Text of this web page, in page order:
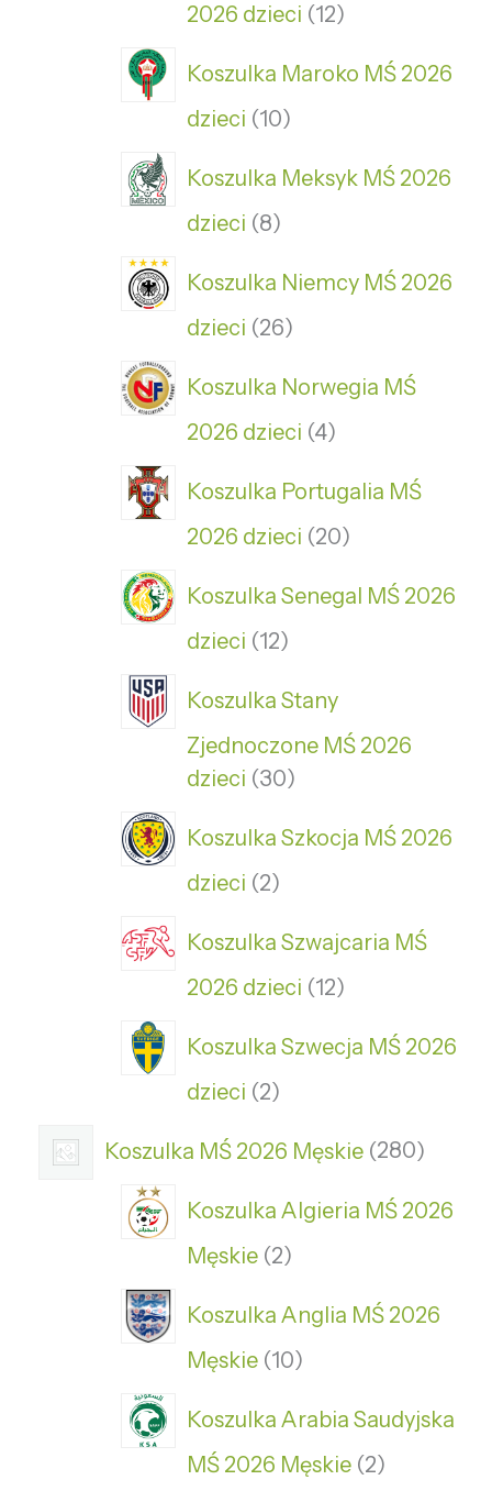
2026 dzieci 12
Koszulka Maroko MŚ 2026
dzieci 10
Koszulka Meksyk MŚ 2026
dzieci 8
Koszulka Niemcy MŚ 2026
dzieci 26
Koszulka Norwegia MŚ
2026 dzieci 4
Koszulka Portugalia MŚ
2026 dzieci 20
Koszulka Senegal MŚ 2026
dzieci 12
Koszulka Stany
Zjednoczone MŚ 2026
dzieci 30
Koszulka Szkocja MŚ 2026
dzieci 2
Koszulka Szwajcaria MŚ
2026 dzieci 12
Koszulka Szwecja MŚ 2026
dzieci 2
Koszulka MŚ 2026 Męskie 280
Koszulka Algieria MŚ 2026
Męskie 2
Koszulka Anglia MŚ 2026
Męskie 10
Koszulka Arabia Saudyjska
MŚ 2026 Męskie 2